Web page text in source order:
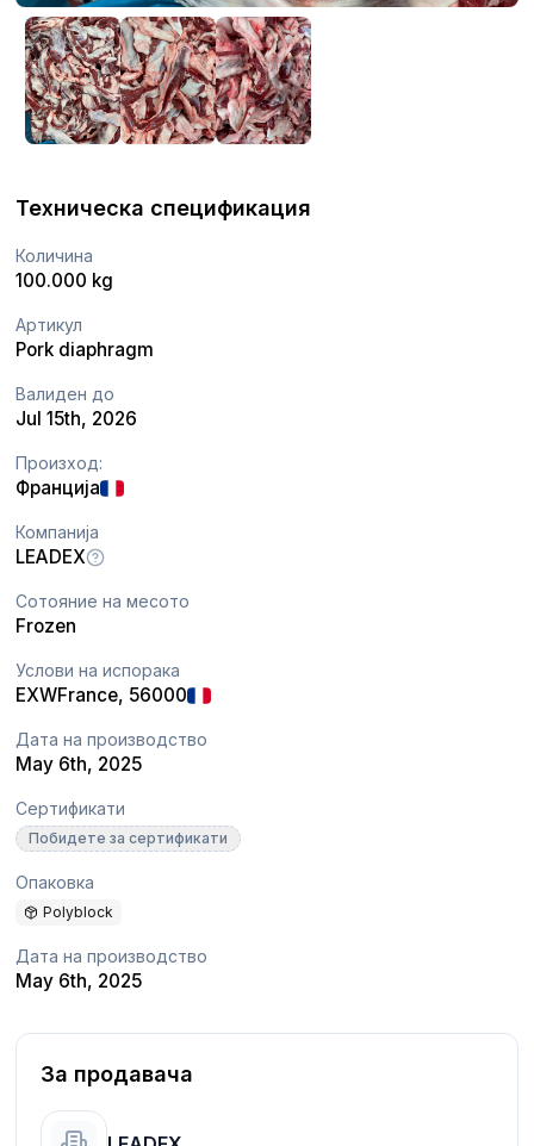
Техническа спецификация
Количина
100.000 kg
Артикул
Pork diaphragm
Валиден до
Jul 15th, 2026
Произход:
Франција
Компанија
LEADEX
Сотояние на месото
Frozen
Услови на испорака
EXWFrance, 56000
Дата на производство
May 6th, 2025
Сертификати
Побидете за сертификати
Опаковка
Polyblock
Дата на производство
May 6th, 2025
За продавача